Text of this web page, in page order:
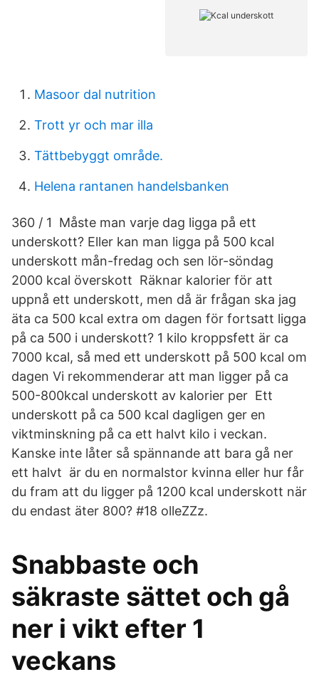
Masoor dal nutrition
Trott yr och mar illa
Tättbebyggt område.
Helena rantanen handelsbanken
360 / 1 Måste man varje dag ligga på ett
underskott? Eller kan man ligga på 500 kcal
underskott mån-fredag och sen lör-söndag
2000 kcal överskott Räknar kalorier för att
uppnå ett underskott, men då är frågan ska jag
äta ca 500 kcal extra om dagen för fortsatt ligga
på ca 500 i underskott? 1 kilo kroppsfett är ca
7000 kcal, så med ett underskott på 500 kcal om
dagen Vi rekommenderar att man ligger på ca
500-800kcal underskott av kalorier per Ett
underskott på ca 500 kcal dagligen ger en
viktminskning på ca ett halvt kilo i veckan.
Kanske inte låter så spännande att bara gå ner
ett halvt är du en normalstor kvinna eller hur får
du fram att du ligger på 1200 kcal underskott när
du endast äter 800? #18 olleZZz.
Snabbaste och
säkraste sättet och gå
ner i vikt efter 1
veckans